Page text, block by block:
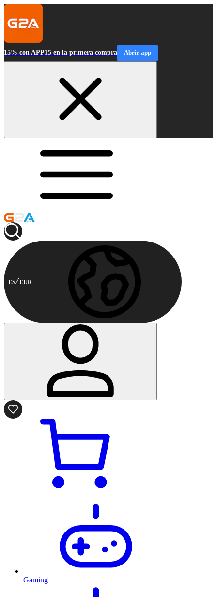
15% con APP15 en la primera compra Abrir app
ES EUR
Gaming